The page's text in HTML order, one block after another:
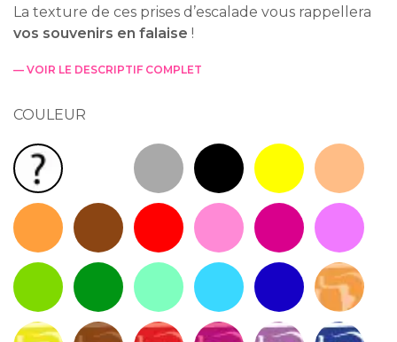
La texture de ces prises d’escalade vous rappellera
vos souvenirs en falaise !
— VOIR LE DESCRIPTIF COMPLET
COULEUR
Couleur(s) au hasard : Livraison rapide !
Blanc RAL 9010Gris RAL 7040Noir RAL 9005Jaune RAL 1023
Sienne
Orange RAL 2004Marron RAL 8004
Rouge RAL 3020
Rose Violet RAL 4025
Mauve
Vert Clair RAL 6018
Vert RAL 6029Vert Mint RAL 6027
Bleu clair RAL 5015
Bleu RAL 5005
Marbré
Marbré SahelMarbré WoodMarbré ShupaMarbré Astragal
Marbré LilaMarbré Ice